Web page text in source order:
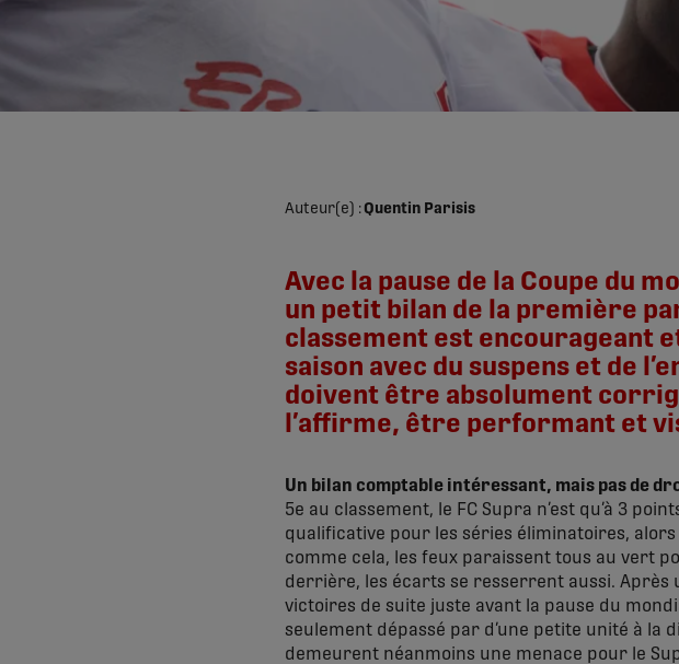
Auteur(e) :Quentin Parisis
Avec la pause de la Coupe du
un petit bilan de la première
classement est encourageant
saison avec du suspens et de
doivent être absolument
l’affirme, être performant et
Un bilan comptable intéressant, mais pas de
5e au classement, le FC Supra n’est qu’à 3
qualificative pour les séries éliminatoires, alors
comme cela, les feux paraissent tous au vert
derrière, les écarts se resserrent aussi. Après
victoires de suite juste avant la pause du
seulement dépassé par d’une petite unité à la
demeurent néanmoins une menace pour le